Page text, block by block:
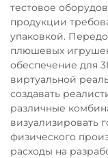
тестовое
продукции
упаковкой.
плюшевых
обеспечение для
виртуальной
создавать
различные
визуализировать
физического
расходы на